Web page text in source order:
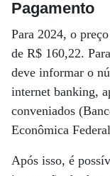
Pagamento
Para 2024, o
de R$ 160,22.
deve informar o
internet banking,
conveniados
Econômica
Após isso, é